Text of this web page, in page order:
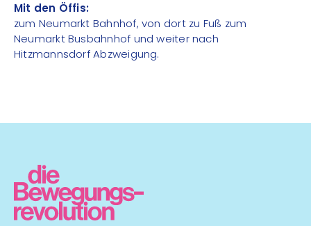
Mit den Öffis:
zum Neumarkt Bahnhof, von dort zu Fuß zum
Neumarkt Busbahnhof und weiter nach
Hitzmannsdorf Abzweigung.